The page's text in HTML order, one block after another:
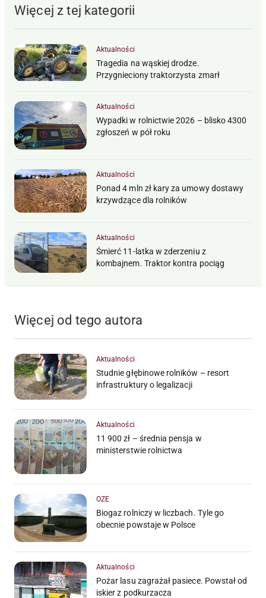
Więcej z tej kategorii
Aktualności
Tragedia na wąskiej drodze.
Przygnieciony traktorzysta zmarł
Aktualności
Wypadki w rolnictwie 2026 – blisko 4300
zgłoszeń w pół roku
Aktualności
Ponad 4 mln zł kary za umowy dostawy
krzywdzące dla rolników
Aktualności
Śmierć 11-latka w zderzeniu z
kombajnem. Traktor kontra pociąg
Więcej od tego autora
Aktualności
Studnie głębinowe rolników – resort
infrastruktury o legalizacji
Aktualności
11 900 zł – średnia pensja w
ministerstwie rolnictwa
OZE
Biogaz rolniczy w liczbach. Tyle go
obecnie powstaje w Polsce
Aktualności
Pożar lasu zagrażał pasiece. Powstał od
iskier z podkurzacza